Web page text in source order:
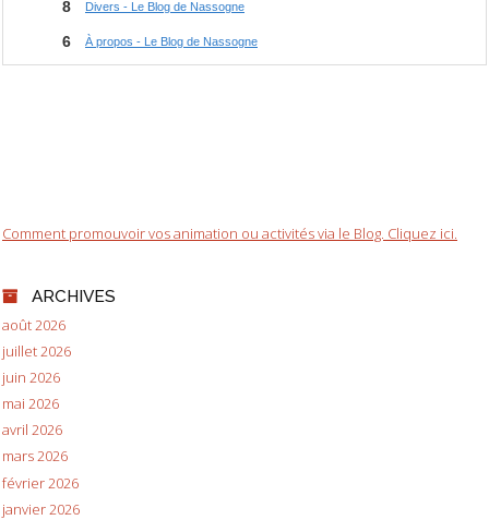
Comment promouvoir vos animation ou activités via le Blog. Cliquez ici.
ARCHIVES
août 2026
juillet 2026
juin 2026
mai 2026
avril 2026
mars 2026
février 2026
janvier 2026